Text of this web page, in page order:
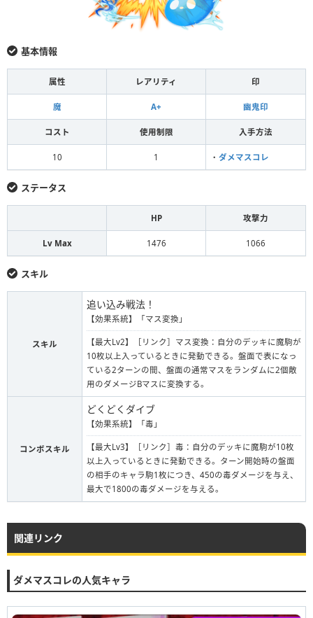
基本情報
属性 レアリティ 印
魔 A+ 幽鬼印
コスト 使用制限 入手方法
10 1 ・ ダメマスコレ
ステータス
HP 攻撃力
Lv Max 1476 1066
スキル
スキル
追い込み戦法！
【効果系統】「マス変換」
【最大Lv2】［リンク］マス変換：自分のデッキに魔駒が
10枚以上入っているときに発動できる。盤面で表になっ
ている2ターンの間、盤面の通常マスをランダムに2個敵
用のダメージBマスに変換する。
コンボスキル
どくどくダイブ
【効果系統】「毒」
【最大Lv3】［リンク］毒：自分のデッキに魔駒が10枚
以上入っているときに発動できる。ターン開始時の盤面
の相手のキャラ駒1枚につき、450の毒ダメージを与え、
最大で1800の毒ダメージを与える。
関連リンク
ダメマスコレの人気キャラ